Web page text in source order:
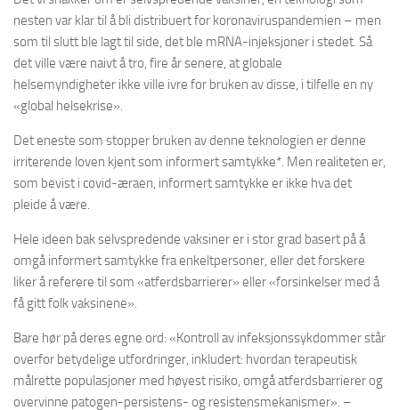
nesten var klar til å bli distribuert for koronaviruspandemien – men
som til slutt ble lagt til side, det ble mRNA-injeksjoner i stedet. Så
det ville være naivt å tro, fire år senere, at globale
helsemyndigheter ikke ville ivre for bruken av disse, i tilfelle en ny
«global helsekrise».
Det eneste som stopper bruken av denne teknologien er denne
irriterende loven kjent som informert samtykke*. Men realiteten er,
som bevist i covid-æraen, informert samtykke er ikke hva det
pleide å være.
Hele ideen bak selvspredende vaksiner er i stor grad basert på å
omgå informert samtykke fra enkeltpersoner, eller det forskere
liker å referere til som «atferdsbarrierer» eller «forsinkelser med å
få gitt folk vaksinene».
Bare hør på deres egne ord: «Kontroll av infeksjonssykdommer står
overfor betydelige utfordringer, inkludert: hvordan terapeutisk
målrette populasjoner med høyest risiko, omgå atferdsbarrierer og
overvinne patogen-persistens- og resistensmekanismer». –